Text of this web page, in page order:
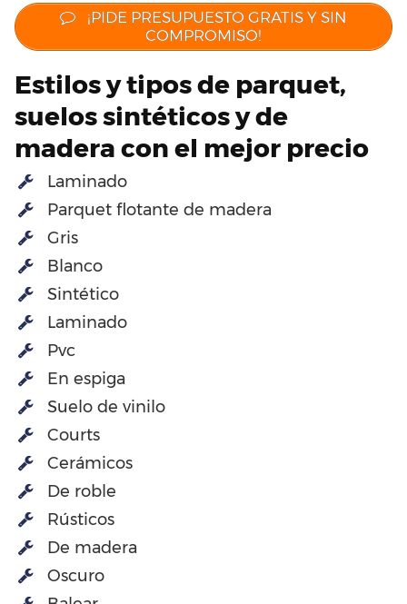
¡PIDE PRESUPUESTO GRATIS Y SIN
COMPROMISO!
Estilos y tipos de parquet,
suelos sintéticos y de
madera con el mejor precio
Laminado
Parquet flotante de madera
Gris
Blanco
Sintético
Laminado
Pvc
En espiga
Suelo de vinilo
Courts
Cerámicos
De roble
Rústicos
De madera
Oscuro